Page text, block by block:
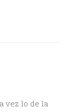
vez lo de la